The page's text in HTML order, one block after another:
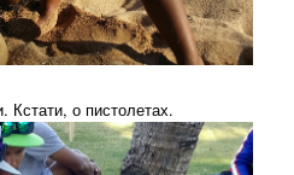
Кстати, о пистолетах.